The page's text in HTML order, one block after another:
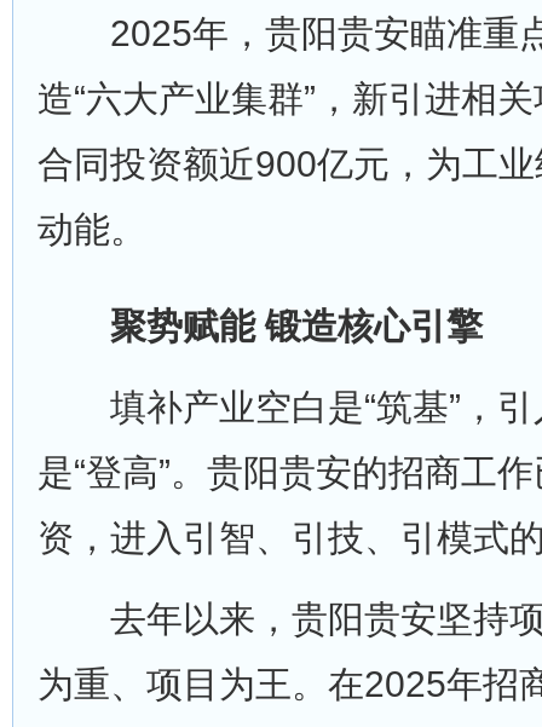
2025年，贵阳贵安瞄准重
造“六大产业集群”，新引进相
合同投资额近900亿元，为工
动能。
聚势赋能 锻造核心引擎
填补产业空白是“筑基”，引
是“登高”。贵阳贵安的招商工
资，进入引智、引技、引模式
去年以来，贵阳贵安坚持项
为重、项目为王。在2025年招